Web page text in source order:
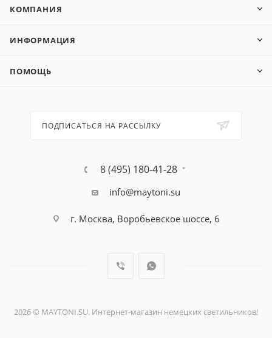
КОМПАНИЯ
ИНФОРМАЦИЯ
ПОМОЩЬ
ПОДПИСАТЬСЯ НА РАССЫЛКУ
8 (495) 180-41-28
info@maytoni.su
г. Москва, Воробьевское шоссе, 6
2026 © MAYTONI.SU. Интернет-магазин немецких светильников!